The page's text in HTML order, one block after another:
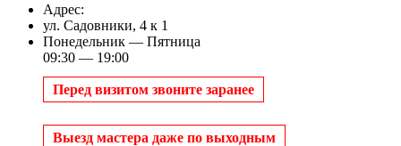
Адрес:
ул. Садовники, 4 к 1
Понедельник — Пятница
09:30 — 19:00
Перед визитом звоните заранее
Выезд мастера даже по выходным